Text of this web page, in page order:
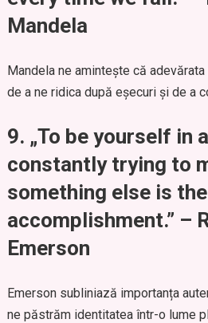
Mandela
Mandela ne amintește că
de a ne ridica după eșecuri și de a
9. „To be yourself in
constantly trying to
something else is
accomplishment.” –
Emerson
Emerson subliniază importanța
ne păstrăm identitatea într-o lume